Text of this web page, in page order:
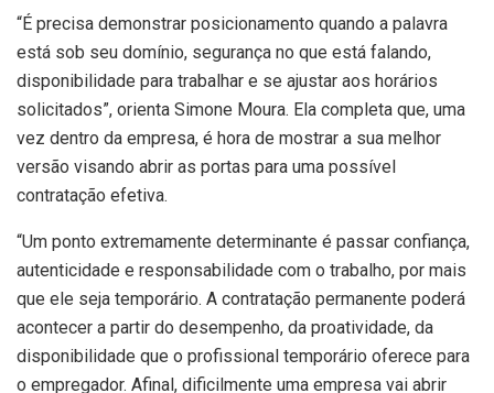
“É precisa demonstrar posicionamento quando a palavra
está sob seu domínio, segurança no que está falando,
disponibilidade para trabalhar e se ajustar aos horários
solicitados”, orienta Simone Moura. Ela completa que, uma
vez dentro da empresa, é hora de mostrar a sua melhor
versão visando abrir as portas para uma possível
contratação efetiva.
“Um ponto extremamente determinante é passar confiança,
autenticidade e responsabilidade com o trabalho, por mais
que ele seja temporário. A contratação permanente poderá
acontecer a partir do desempenho, da proatividade, da
disponibilidade que o profissional temporário oferece para
o empregador. Afinal, dificilmente uma empresa vai abrir